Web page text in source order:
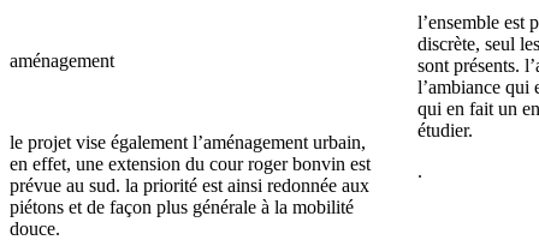
aménagement
le projet vise également l’aménagement urbain,
en effet, une extension du cour roger bonvin est
prévue au sud. la priorité est ainsi redonnée aux
piétons et de façon plus générale à la mobilité
douce.
l’ensemble est
discrète, seul
sont présents.
l’ambiance qui
qui en fait un
étudier.
.